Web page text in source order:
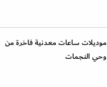
موديلات ساعات معدنية فاخرة من
وحي النجمات